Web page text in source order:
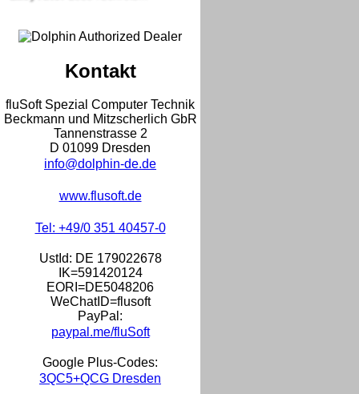
Kontakt
fluSoft Spezial Computer Technik
Beckmann und Mitzscherlich GbR
Tannenstrasse 2
D 01099 Dresden
info@dolphin-de.de
www.flusoft.de
Tel: +49/0 351 40457-0
UstId: DE 179022678
IK=591420124
EORI=DE5048206
WeChatID=flusoft
PayPal:
paypal.me/fluSoft
Google Plus-Codes:
3QC5+QCG Dresden